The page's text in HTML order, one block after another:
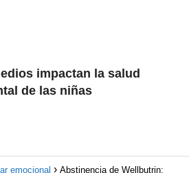
impactan la salud
de las niñas
emocional Abstinencia de Wellbutrin: